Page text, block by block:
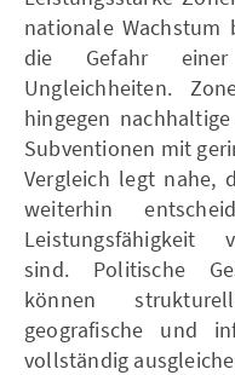
nationale Wachstum
die Gefahr einer
Ungleichheiten.
hingegen
Subventionen mit
Vergleich legt nahe,
weiterhin
Leistungsfähigkeit
sind. Politische
können
geografische und
vollständig